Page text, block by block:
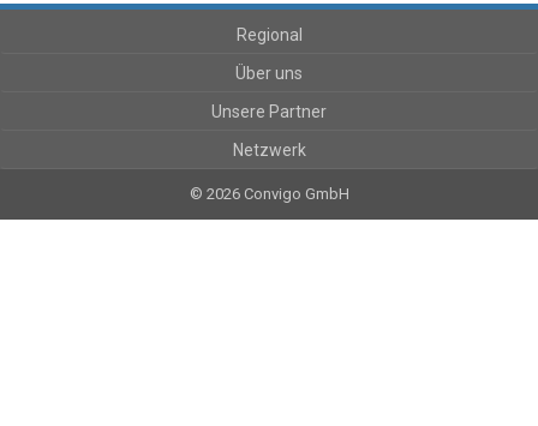
Regional
Über uns
Unsere Partner
Netzwerk
© 2026 Convigo GmbH